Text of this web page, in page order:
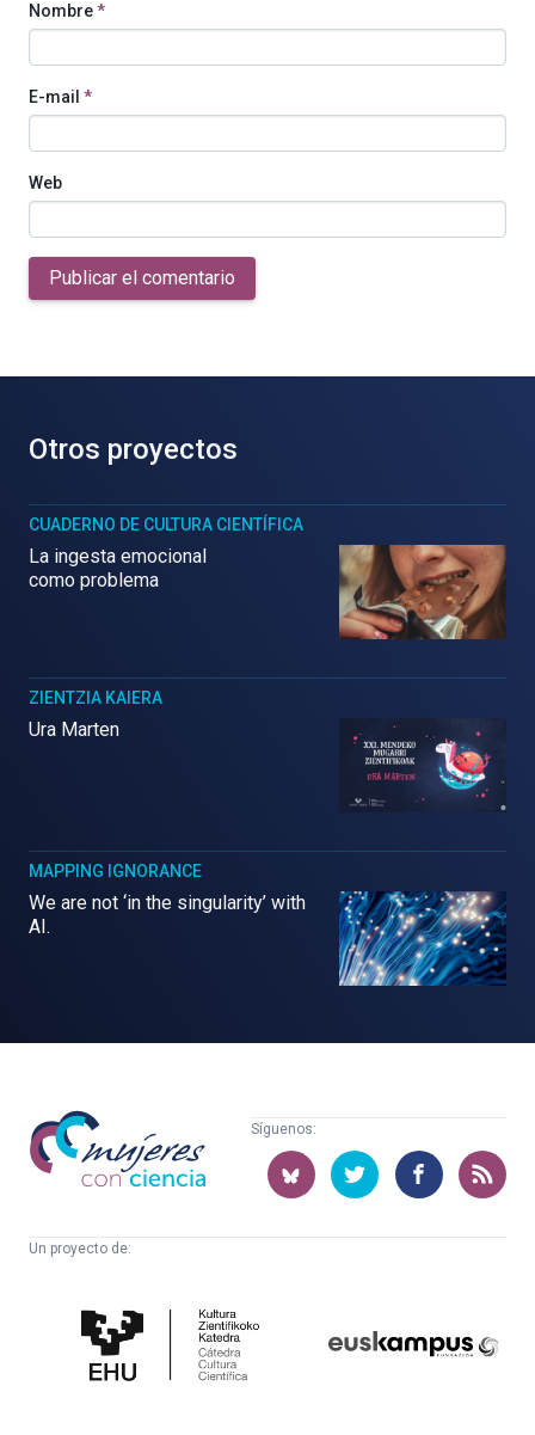
Nombre*
E-mail *
Web
Publicar el comentario
Otros proyectos
CUADERNO DE CULTURA CIENTÍFICA
La ingesta emocional
como problema
ZIENTZIA KAIERA
Ura Marten
MAPPING IGNORANCE
We are not ‘in the singularity’ with
AI.
Mujeres
con
ciencia
Síguenos:
Un proyecto de:
Cultura
Científica